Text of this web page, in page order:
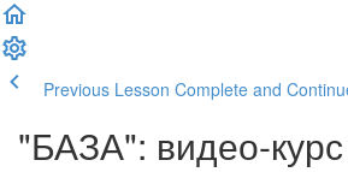
Previous Lesson Complete and
"БАЗА": видео-